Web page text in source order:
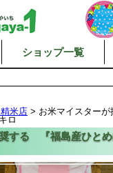
ショップ一覧
米店 > お米マイスター
ロ